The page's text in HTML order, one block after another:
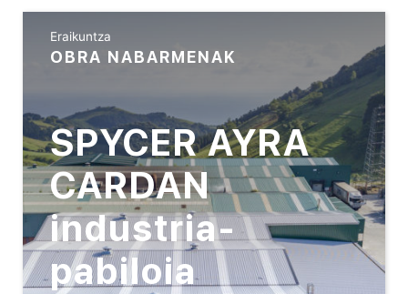
Eraikuntza
OBRA NABARMENAK
SPYCER AYRA
CARDAN
industria-
pabiloia